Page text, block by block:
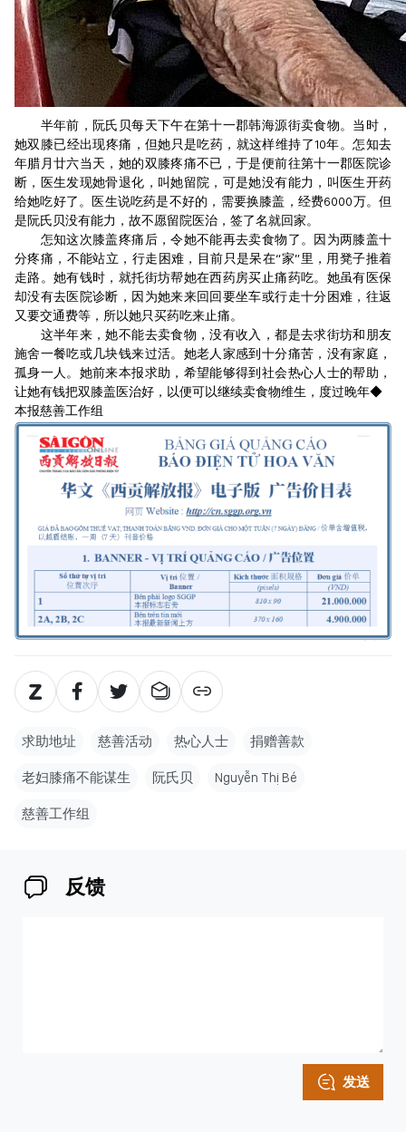
半年前，阮氏贝每天下午在第十一郡韩海源街卖食物。当时，
她双膝已经出现疼痛，但她只是吃药，就这样维持了10年。怎知去
年腊月廿六当天，她的双膝疼痛不已，于是便前往第十一郡医院诊
断，医生发现她骨退化，叫她留院，可是她没有能力，叫医生开药
给她吃好了。医生说吃药是不好的，需要换膝盖，经费6000万。但
是阮氏贝没有能力，故不愿留院医治，签了名就回家。
怎知这次膝盖疼痛后，令她不能再去卖食物了。因为两膝盖十
分疼痛，不能站立，行走困难，目前只是呆在“家”里，用凳子推着
走路。她有钱时，就托街坊帮她在西药房买止痛药吃。她虽有医保
却没有去医院诊断，因为她来来回回要坐车或行走十分困难，往返
又要交通费等，所以她只买药吃来止痛。
这半年来，她不能去卖食物，没有收入，都是去求街坊和朋友
施舍一餐吃或几块钱来过活。她老人家感到十分痛苦，没有家庭，
孤身一人。她前来本报求助，希望能够得到社会热心人士的帮助，
让她有钱把双膝盖医治好，以便可以继续卖食物维生，度过晚年◆
本报慈善工作组
求助地址 慈善活动 热心人士 捐赠善款
老妇膝痛不能谋生 阮氏贝 Nguyễn Thị Bé
慈善工作组
反馈
发送